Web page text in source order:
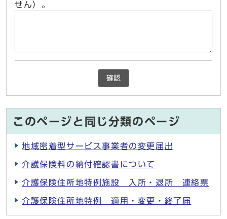
せん）。
確認
このページと同じ分類のページ
地域密着型サービス事業者の変更届出
介護保険料の納付確認書について
介護保険住所地特例施設 入所・退所 連絡票
介護保険住所地特例 適用・変更・終了届